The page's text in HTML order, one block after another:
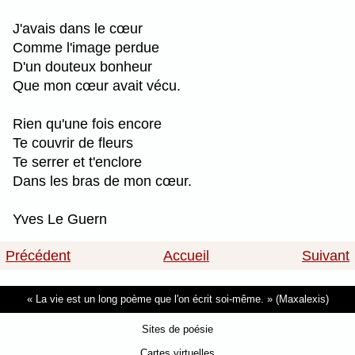
J'avais dans le cœur
Comme l'image perdue
D'un douteux bonheur
Que mon cœur avait vécu.
Rien qu'une fois encore
Te couvrir de fleurs
Te serrer et t'enclore
Dans les bras de mon cœur.
Yves Le Guern
Précédent Accueil Suivant
La vie est un long poème que l'on écrit soi-même. (Maxalexis)
Sites de poésie